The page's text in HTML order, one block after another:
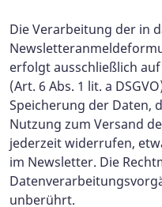
Die Verarbeitung der in
erfolgt ausschließlich
(Art. 6 Abs. 1 lit. a
Speicherung der Daten,
Nutzung zum Versand
jederzeit widerrufen,
im Newsletter. Die
unberührt.